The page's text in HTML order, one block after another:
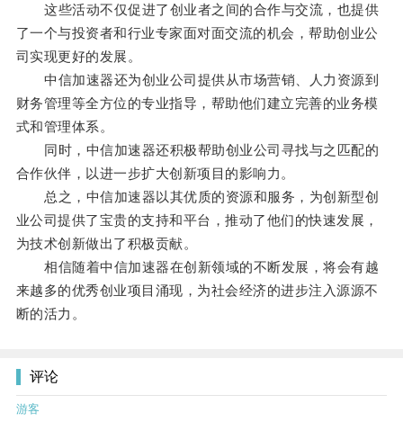
这些活动不仅促进了创业者之间的合作与交流，也提供
了一个与投资者和行业专家面对面交流的机会，帮助创业公
司实现更好的发展。
中信加速器还为创业公司提供从市场营销、人力资源到
财务管理等全方位的专业指导，帮助他们建立完善的业务模
式和管理体系。
同时，中信加速器还积极帮助创业公司寻找与之匹配的
合作伙伴，以进一步扩大创新项目的影响力。
总之，中信加速器以其优质的资源和服务，为创新型创
业公司提供了宝贵的支持和平台，推动了他们的快速发展，
为技术创新做出了积极贡献。
相信随着中信加速器在创新领域的不断发展，将会有越
来越多的优秀创业项目涌现，为社会经济的进步注入源源不
断的活力。
评论
游客